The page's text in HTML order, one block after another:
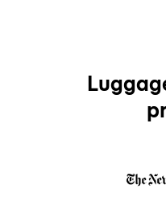
cover your bags for up
stored. On the other
insurance, there is
sure you do not pay